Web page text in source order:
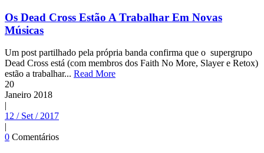
Os Dead Cross Estão A Trabalhar Em Novas
Músicas
Um post partilhado pela própria banda confirma que o supergrupo
Dead Cross está (com membros dos Faith No More, Slayer e Retox)
estão a trabalhar... Read More
20
Janeiro 2018
|
12 / Set / 2017
|
0 Comentários